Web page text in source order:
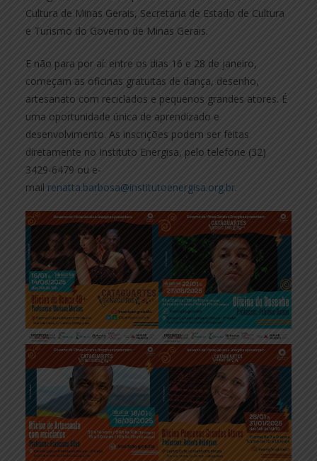
Cultura de Minas Gerais, Secretaria de Estado de Cultura
e Turismo do Governo de Minas Gerais.
E não para por aí: entre os dias 16 e 28 de janeiro,
começam as oficinas gratuitas de dança, desenho,
artesanato com reciclados e pequenos grandes atores. É
uma oportunidade única de aprendizado e
desenvolvimento. As inscrições podem ser feitas
diretamente no Instituto Energisa, pelo telefone (32)
3429-6479 ou e-
mail renatta.barbosa@institutoenergisa.org.br.